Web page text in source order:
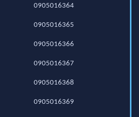
0905016364
0905016365
0905016366
0905016367
0905016368
0905016369